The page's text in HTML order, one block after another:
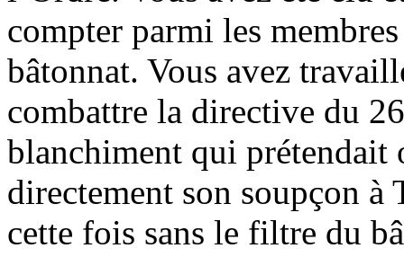
compter parmi les
bâtonnat. Vous avez
combattre la directive du
blanchiment qui prétendait
directement son soupçon
cette fois sans le filtre du